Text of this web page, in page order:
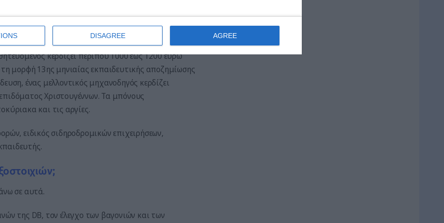
DISAGREE AGREE
ιδιαίτερη πνευματική και ψυχοσωματική
αυτό, υπάρχει εξέταση καταλληλότητας από το
κερδίζει περίπου 1000 έως 1200 ευρώ
μορφή 13ης μηνιαίας εκπαιδευτικής αποζημίωσης
ένας μελλοντικός μηχανοδηγός κερδίζει
Χριστουγέννων. Τα μπόνους
και τις αργίες.
ειδικός σιδηροδρομικών επιχειρήσεων,
σε αυτά.
της DB, τον έλεγχο των βαγονιών και των